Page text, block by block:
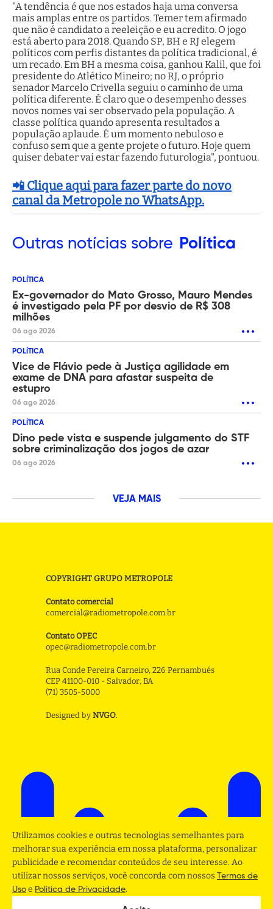
"A tendência é que nos estados haja uma conversa
mais amplas entre os partidos. Temer tem afirmado
que não é candidato a reeleição e eu acredito. O jogo
está aberto para 2018. Quando SP, BH e RJ elegem
políticos com perfis distantes da política tradicional, é
um recado. Em BH a mesma coisa, ganhou Kalil, que foi
presidente do Atlético Mineiro; no RJ, o próprio
senador Marcelo Crivella seguiu o caminho de uma
política diferente. É claro que o desempenho desses
novos nomes vai ser observado pela população. A
classe política quando apresenta resultados a
população aplaude. É um momento nebuloso e
confuso sem que a gente projete o futuro. Hoje quem
quiser debater vai estar fazendo futurologia", pontuou.
📲 Clique aqui para fazer parte do novo
canal da Metropole no WhatsApp.
Outras notícias sobre Política
POLÍTICA
Ex-governador do Mato Grosso, Mauro Mendes
é investigado pela PF por desvio de R$ 308
milhões
06 ago 2026
POLÍTICA
Vice de Flávio pede à Justiça agilidade em
exame de DNA para afastar suspeita de
estupro
06 ago 2026
POLÍTICA
Dino pede vista e suspende julgamento do STF
sobre criminalização dos jogos de azar
06 ago 2026
VEJA MAIS
COPYRIGHT GRUPO METROPOLE
Contato comercial
comercial@radiometropole.com.br
Contato OPEC
opec@radiometropole.com.br
Rua Conde Pereira Carneiro, 226 Pernambués
CEP 41100-010 - Salvador, BA
(71) 3505-5000
Designed by NVGO.
Utilizamos cookies e outras tecnologias semelhantes para
melhorar sua experiência em nossa plataforma, personalizar
publicidade e recomendar conteúdos de seu interesse. Ao
utilizar nossos serviços, você concorda com nossos Termos de
Uso e Politica de Privacidade.